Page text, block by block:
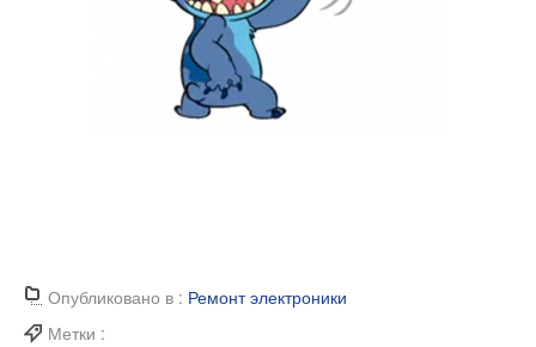
Опубликовано в : Ремонт электроники
Метки :